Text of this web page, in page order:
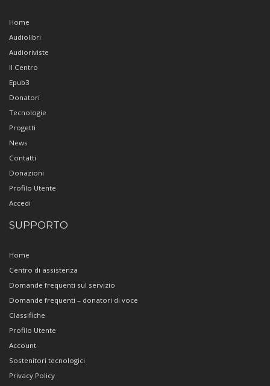
Home
Audiolibri
Audioriviste
Il Centro
Epub3
Donatori
Tecnologie
Progetti
News
Contatti
Donazioni
Profilo Utente
Accedi
SUPPORTO
Home
Centro di assistenza
Domande frequenti sul servizio
Domande frequenti – donatori di voce
Classifiche
Profilo Utente
Account
Sostenitori tecnologici
Privacy Policy